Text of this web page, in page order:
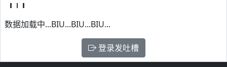
数据加载中...BIU...BIU...BIU...
登录发吐槽